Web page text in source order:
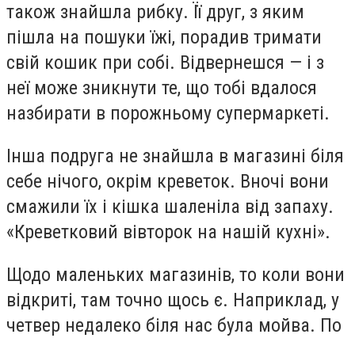
також знайшла рибку. Її друг, з яким
пішла на пошуки їжі, порадив тримати
свій кошик при собі. Відвернешся — і з
неї може зникнути те, що тобі вдалося
назбирати в порожньому супермаркеті.
Інша подруга не знайшла в магазині біля
себе нічого, окрім креветок. Вночі вони
смажили їх і кішка шаленіла від запаху.
«Креветковий вівторок на нашій кухні».
Щодо маленьких магазинів, то коли вони
відкриті, там точно щось є. Наприклад, у
четвер недалеко біля нас була мойва. По